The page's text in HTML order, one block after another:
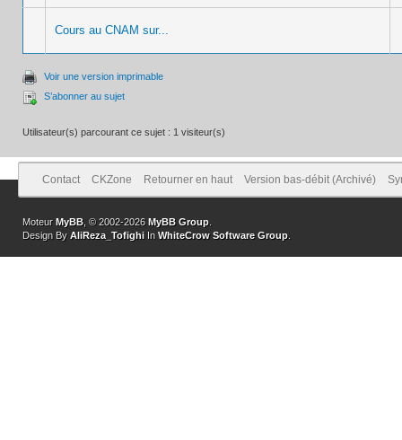
Cours au CNAM sur...
Voir une version imprimable
S’abonner au sujet
Utilisateur(s) parcourant ce sujet : 1 visiteur(s)
Contact CKZone Retourner en haut Version bas-débit (Archivé)
Moteur MyBB , © 2002-2026MyBB Group
Design By AliReza_Tofighi In WhiteCrow Software Group